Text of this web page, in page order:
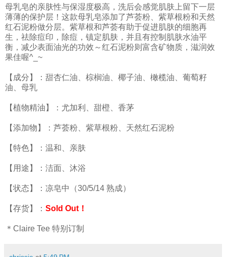
母乳皂的亲肤性与保湿度极高，洗后会感觉肌肤上留下一层
薄薄的保护层！这款母乳皂添加了芦荟粉、紫草根粉和天然
红石泥粉做分层。紫草根和芦荟有助于促进肌肤的细胞再
生，祛除痘印，除痘，镇定肌肤，并且有控制肌肤水油平
衡，减少表面油光的功效～红石泥粉则富含矿物质，滋润效
果佳喔^_~
【成分】：甜杏仁油、棕榈油、椰子油、橄榄油、葡萄籽
油、母乳
【植物精油】：尤加利、甜橙、香茅
【添加物】：芦荟粉、紫草根粉、天然红石泥粉
【特色】：温和、亲肤
【用途】：洁面、沐浴
【状态】：凉皂中（30/5/14 熟成）
【存货】： Sold Out！
＊Claire Tee 特别订制